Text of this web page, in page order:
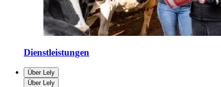
Dienstleistungen
Über Lely
Über Lely